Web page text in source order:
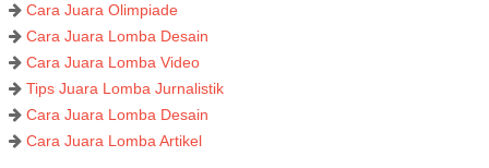
Cara Juara Olimpiade
Cara Juara Lomba Desain
Cara Juara Lomba Video
Tips Juara Lomba Jurnalistik
Cara Juara Lomba Desain
Cara Juara Lomba Artikel